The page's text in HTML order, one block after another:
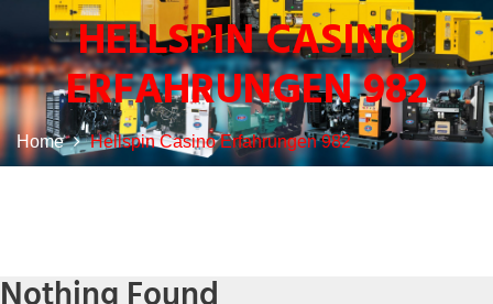
HELLSPIN CASINO
ERFAHRUNGEN 982
Home Hellspin Casino Erfahrungen 982